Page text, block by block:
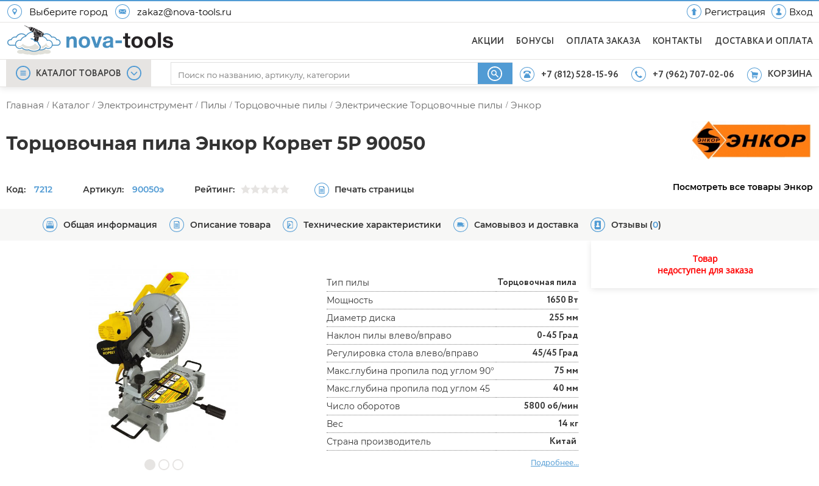
Выберите город zakaz@nova-tools.ru Регистрация Вход
АКЦИИ БОНУСЫ ОПЛАТА ЗАКАЗА КОНТАКТЫ ДОСТАВКА И ОПЛАТА
КАТАЛОГ ТОВАРОВ +7 (812) 528-15-96 +7 (962) 707-02-06 КОРЗИНА
Главная / Каталог / Электроинструмент / Пилы / Торцовочные пилы / Электрические Торцовочные пилы / Энкор
Торцовочная пила Энкор Корвет 5Р 90050
Код: 7212 Артикул: 90050э Рейтинг: Печать страницы Посмотреть все товары Энкор
Общая информация Описание товара Технические характеристики Самовывоз и доставка Отзывы (0)
Тип пилы Торцовочная пила
Мощность 1650 Вт
Диаметр диска 255 мм
Наклон пилы влево/вправо 0-45 Град
Регулировка стола влево/вправо 45/45 Град
Макс.глубина пропила под углом 90° 75 мм
Макс.глубина пропила под углом 45 40 мм
Число оборотов 5800 об/мин
Вес 14 кг
Страна производитель Китай
Подробнее...
Товар
недоступен для заказа